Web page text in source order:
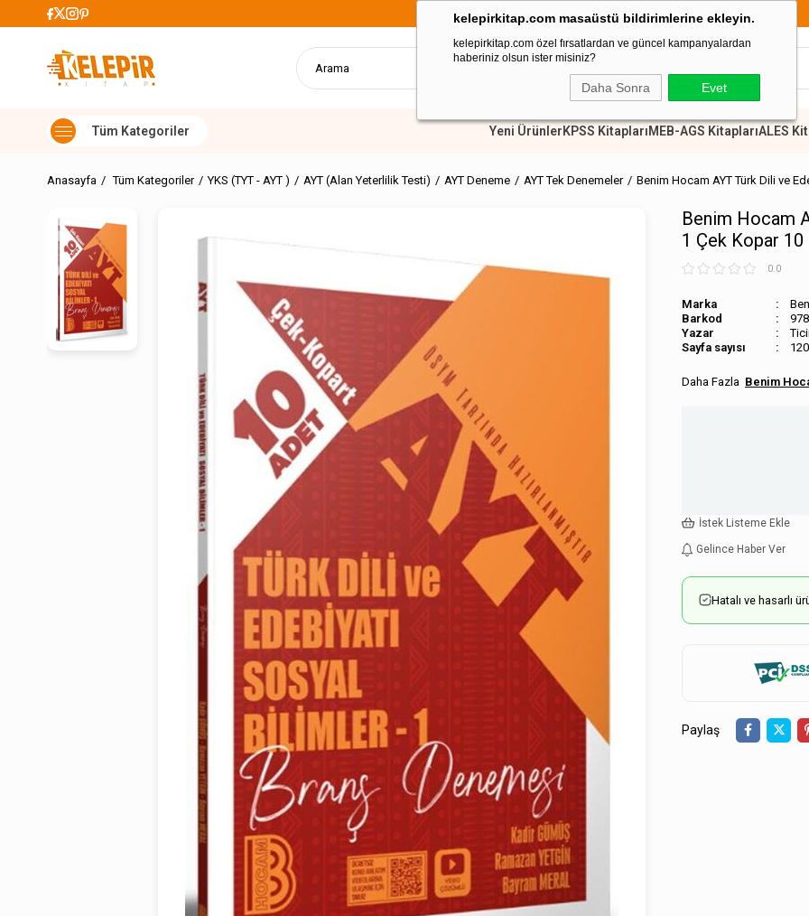
kelepirkitap.com masaüstü bildirimlerine ekleyin.
kelepirkitap.com özel fırsatlardan ve güncel kampanyalardan
haberiniz olsun ister misiniz?
Daha Sonra Evet
TL Üzeri Alışverişlerde Kargo Ücretsiz 899 TL Üzeri Alışverişlerde Kargo Ücretsiz
Yeni ÜrünlerKPSS KitaplarıMEB-AGS KitaplarıALES
Anasayfa Tüm Kategoriler YKS (TYT - AYT ) AYT (Alan Yeterlilik Testi) AYT Deneme AYT Tek Denemeler Benim Hocam AYT Türk Dili ve
Benim Hocam
1 Çek Kopar
0.0
Marka
Barkod
Sayfa sayısı
120
Benim
İstek Listeme Ekle
Gelince Haber Ver
Hatalı ve hasarlı
Paylaş